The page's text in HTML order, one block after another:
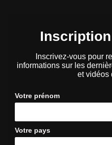
Inscrivez-vous pour
informations sur les
et vidéos
Votre prénom
Votre pays